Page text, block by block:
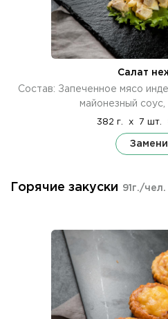
Салат
Состав: Запеченное мясо
майонезный соус,
382 г. x 7 шт.
Горячие закуски 91г./чел.